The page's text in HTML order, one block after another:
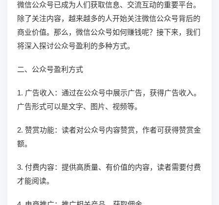
微信公众号已成为人们获取信息、交流互动的重要平台。
除了关注内容，越来越多的人开始关注微信公众号背后的
商业价值。那么，微信公众号如何赚钱呢？接下来，我们
将深入探讨公众号盈利的多种方式。
二、公众号盈利方式
1. 广告收入：通过在公众号中展示广告，获得广告收入。
广告形式可以是文字、图片、视频等。
2. 赞赏功能：读者对公众号内容赞赏，作者可获得赞赏金
额。
3. 付费内容：提供高质量、有价值的内容，读者需要付费
才能阅读。